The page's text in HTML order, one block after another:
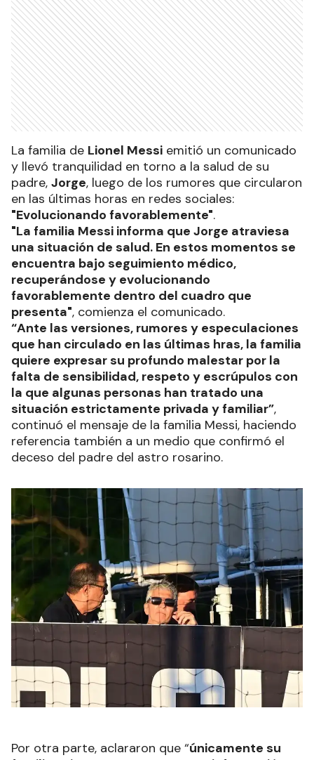
La familia de Lionel Messi emitió un comunicado
y llevó tranquilidad en torno a la salud de su
padre, Jorge, luego de los rumores que circularon
en las últimas horas en redes sociales:
"Evolucionando favorablemente".
"La familia Messi informa que Jorge atraviesa
una situación de salud. En estos momentos se
encuentra bajo seguimiento médico,
recuperándose y evolucionando
favorablemente dentro del cuadro que
presenta", comienza el comunicado.
“Ante las versiones, rumores y especulaciones
que han circulado en las últimas hras, la familia
quiere expresar su profundo malestar por la
falta de sensibilidad, respeto y escrúpulos con
la que algunas personas han tratado una
situación estrictamente privada y familiar”,
continuó el mensaje de la familia Messi, haciendo
referencia también a un medio que confirmó el
deceso del padre del astro rosarino.
Por otra parte, aclararon que “únicamente su